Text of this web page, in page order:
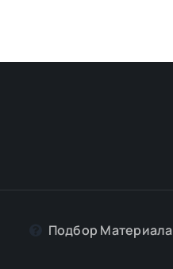
Подбор Материалa